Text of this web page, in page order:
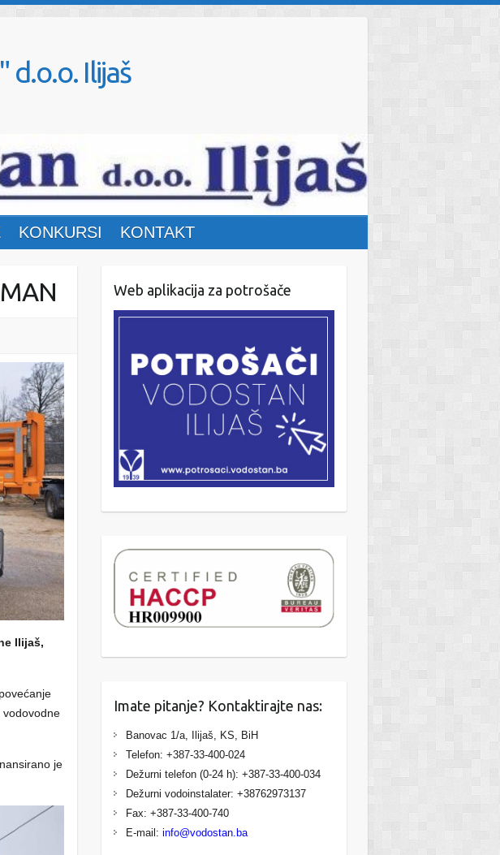
Ilijaš
KONKURSI KONTAKT
Ilijaš,
vodovodne
je
Web aplikacija za potrošače
Imate pitanje? Kontaktirajte nas:
Banovac 1/a, Ilijaš, KS, BiH
Telefon: +387-33-400-024
Dežurni telefon (0-24 h): +387-33-400-034
Dežurni vodoinstalater: +38762973137
Fax: +387-33-400-740
E-mail: info@vodostan.ba